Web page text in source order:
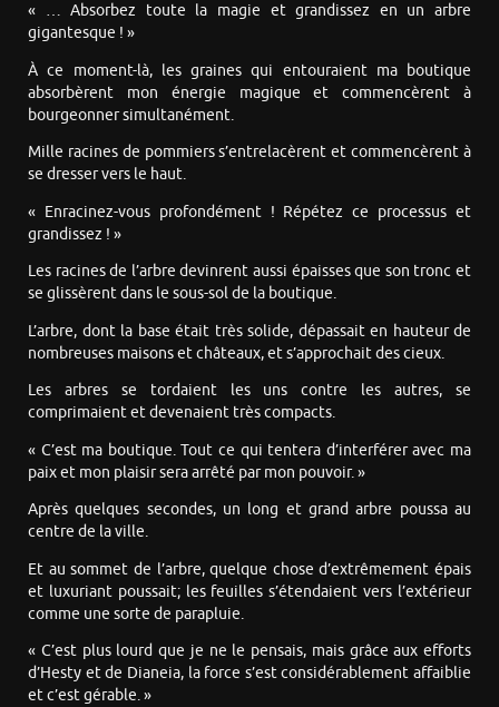
« … Absorbez toute la magie et grandissez en un arbre
gigantesque ! »
À ce moment-là, les graines qui entouraient ma boutique
absorbèrent mon énergie magique et commencèrent à
bourgeonner simultanément.
Mille racines de pommiers s’entrelacèrent et commencèrent à
se dresser vers le haut.
« Enracinez-vous profondément ! Répétez ce processus et
grandissez ! »
Les racines de l’arbre devinrent aussi épaisses que son tronc et
se glissèrent dans le sous-sol de la boutique.
L’arbre, dont la base était très solide, dépassait en hauteur de
nombreuses maisons et châteaux, et s’approchait des cieux.
Les arbres se tordaient les uns contre les autres, se
comprimaient et devenaient très compacts.
« C’est ma boutique. Tout ce qui tentera d’interférer avec ma
paix et mon plaisir sera arrêté par mon pouvoir. »
Après quelques secondes, un long et grand arbre poussa au
centre de la ville.
Et au sommet de l’arbre, quelque chose d’extrêmement épais
et luxuriant poussait; les feuilles s’étendaient vers l’extérieur
comme une sorte de parapluie.
« C’est plus lourd que je ne le pensais, mais grâce aux efforts
d’Hesty et de Dianeia, la force s’est considérablement affaiblie
et c’est gérable. »